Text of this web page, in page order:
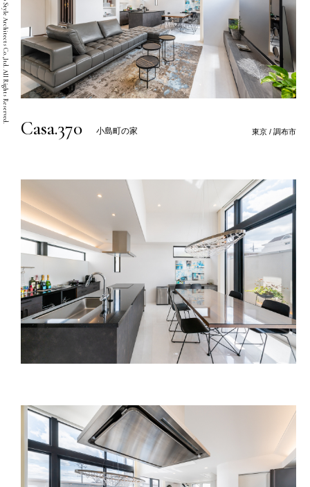
Copyright © Two Style Architects Co.,ltd. All Rights Reserved.
Casa.370 小島町の家 東京 / 調布市